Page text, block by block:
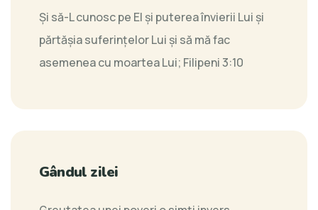
Şi să-L cunosc pe El şi puterea învierii Lui şi
părtăşia suferinţelor Lui şi să mă fac
asemenea cu moartea Lui; Filipeni 3:10
Gândul zilei